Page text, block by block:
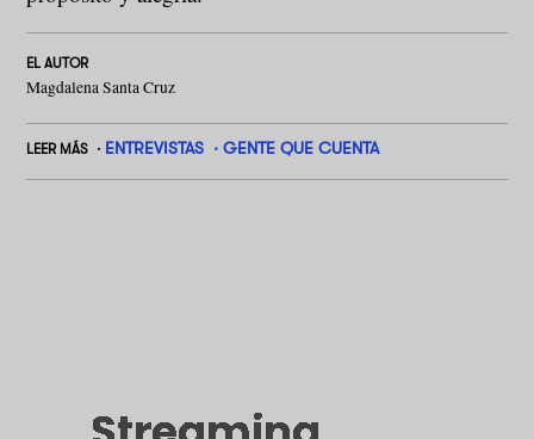
EL AUTOR
Magdalena Santa Cruz
LEER MÁS ENTREVISTAS GENTE QUE CUENTA